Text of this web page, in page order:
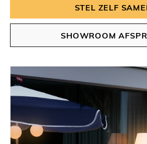
STEL ZELF
SHOWROOM